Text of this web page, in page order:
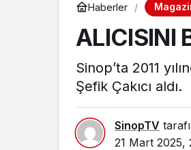
Haberler
ALICISINI
Sinop’ta 2011
Şefik Çakıcı aldı.
SinopTV
21 Mart 2025,